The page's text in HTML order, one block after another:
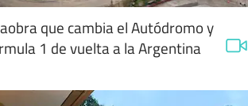
que cambia el Autódromo y
1 de vuelta a la Argentina